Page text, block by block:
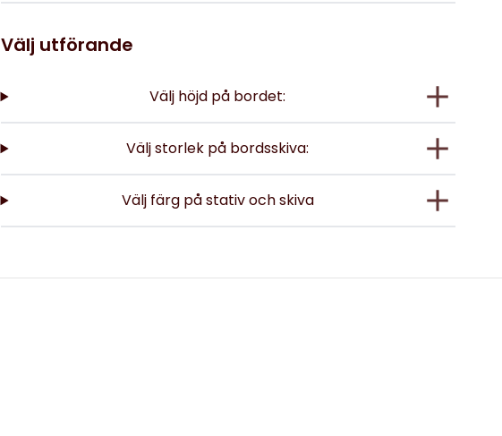
Välj utförande
Välj höjd på bordet:
Välj storlek på bordsskiva:
Välj färg på stativ och skiva